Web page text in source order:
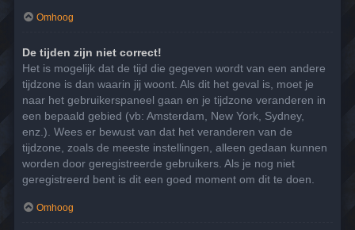
Omhoog
De tijden zijn niet correct!
Het is mogelijk dat de tijd die gegeven wordt van een andere
tijdzone is dan waarin jij woont. Als dit het geval is, moet je
naar het gebruikerspaneel gaan en je tijdzone veranderen in
een bepaald gebied (vb: Amsterdam, New York, Sydney,
enz.). Wees er bewust van dat het veranderen van de
tijdzone, zoals de meeste instellingen, alleen gedaan kunnen
worden door geregistreerde gebruikers. Als je nog niet
geregistreerd bent is dit een goed moment om dit te doen.
Omhoog